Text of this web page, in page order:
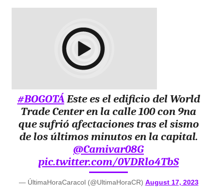
#BOGOTÁEste es el edificio del World
Trade Center en la calle 100 con 9na
que sufrió afectaciones tras el sismo
de los últimos minutos en la capital.
@Camivar08G
pic.twitter.com/0VDRlo4TbS
— ÚltimaHoraCaracol (@UltimaHoraCR) August 17, 2023